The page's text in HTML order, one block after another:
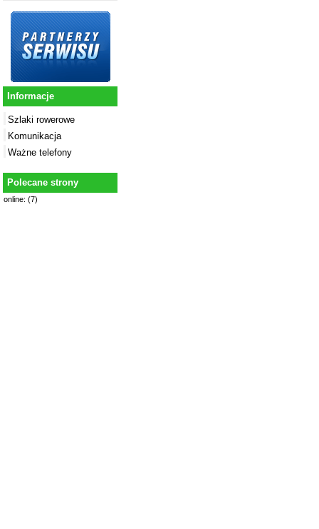
Informacje
Szlaki rowerowe
Komunikacja
Ważne telefony
Polecane strony
online: (7)